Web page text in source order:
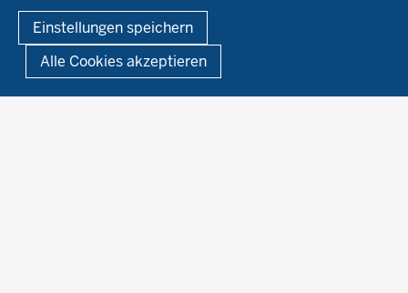
Einstellungen speichern
Alle Cookies akzeptieren
Newsletter
Demonstrationsbetriebe Ökologischer Landbau
Links
Fußzeile
Impressum Datenschutzerklärung